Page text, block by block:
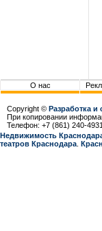
О нас
Copyright © Разработка
При копировании
Телефон: +7 (861) 240-
Недвижимость
театров Краснодара